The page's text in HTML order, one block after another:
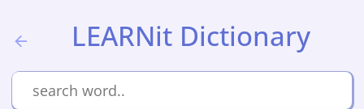
LEARNit Dictionary